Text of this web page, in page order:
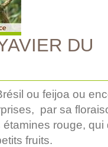
DU
ou feijoa ou
par sa
rouge, qui
fruits.